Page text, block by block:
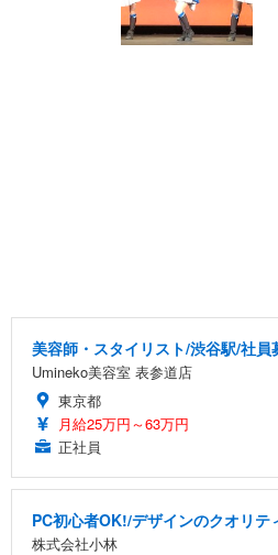
美容師・スタイリスト/渋谷駅/社員
Umineko美容室 表参道店
東京都
月給25万円～63万円
正社員
PC初心者OK!/デザインのクオリ
株式会社小林